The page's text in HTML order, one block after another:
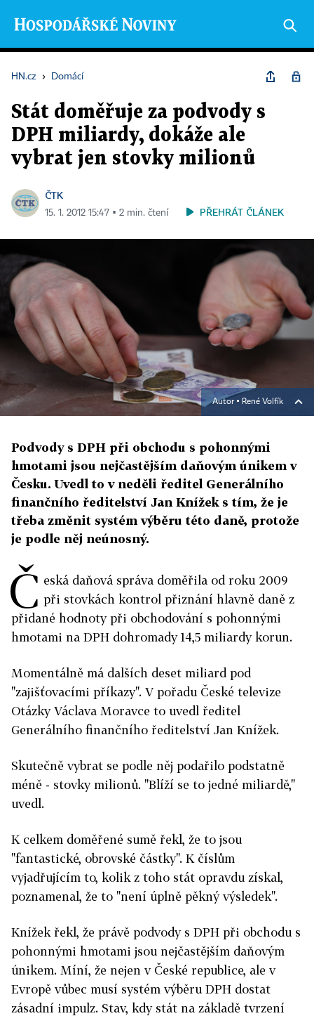
HN.cz › Domácí
Stát doměřuje za podvody s
DPH miliardy, dokáže ale
vybrat jen stovky milionů
ČTK
15. 1. 2012 15:47 ▪ 2 min. čtení PŘEHRÁT ČLÁNEK
Autor ▪ René Volfík
Podvody s DPH při obchodu s pohonnými
hmotami jsou nejčastějším daňovým únikem v
Česku. Uvedl to v neděli ředitel Generálního
finančního ředitelství Jan Knížek s tím, že je
třeba změnit systém výběru této daně, protože
je podle něj neúnosný.
Č eská daňová správa doměřila od roku 2009
při stovkách kontrol přiznání hlavně daně z
přidané hodnoty při obchodování s pohonnými
hmotami na DPH dohromady 14,5 miliardy korun.
Momentálně má dalších deset miliard pod
"zajišťovacími příkazy". V pořadu České televize
Otázky Václava Moravce to uvedl ředitel
Generálního finančního ředitelství Jan Knížek.
Skutečně vybrat se podle něj podařilo podstatně
méně - stovky milionů. "Blíží se to jedné miliardě,"
uvedl.
K celkem doměřené sumě řekl, že to jsou
"fantastické, obrovské částky". K číslům
vyjadřujícím to, kolik z toho stát opravdu získal,
poznamenal, že to "není úplně pěkný výsledek".
Knížek řekl, že právě podvody s DPH při obchodu s
pohonnými hmotami jsou nejčastějším daňovým
únikem. Míní, že nejen v České republice, ale v
Evropě vůbec musí systém výběru DPH dostat
zásadní impulz. Stav, kdy stát na základě tvrzení